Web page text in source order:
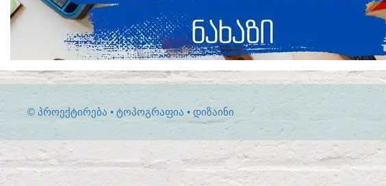
© ᲞᲠᲝᲔᲥᲢᲘᲠᲔᲑᲐ • ᲢᲝᲞᲝᲒᲠᲐᲤᲘᲐ • ᲓᲘᲖᲐᲘᲜᲘ